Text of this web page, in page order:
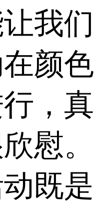
我们
颜色
，真
慰。
既是